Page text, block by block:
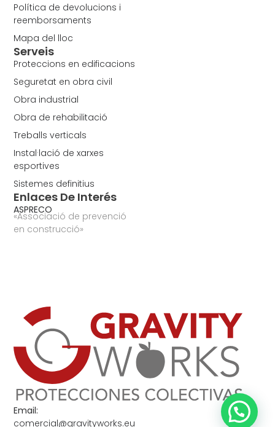
Email:
comercial@gravityworks.eu
Política de devolucions i
reemborsaments
Mapa del lloc
Serveis
Proteccions en edificacions
Seguretat en obra civil
Obra industrial
Obra de rehabilitació
Treballs verticals
Instal·lació de xarxes
esportives
Sistemes definitius
Enlaces De Interés
ASPRECO
«Associació de prevenció
en construcció»